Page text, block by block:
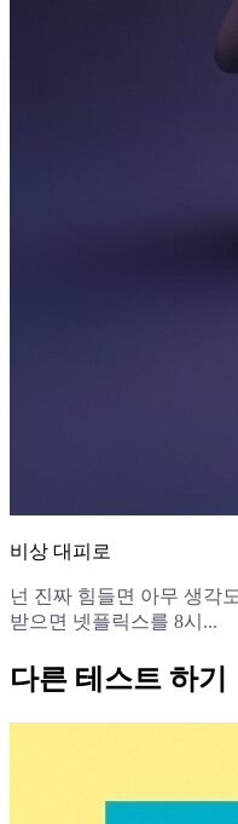
비상 대피로
넌 진짜 힘들면 아무 생각
받으면 넷플릭스를 8시...
다른 테스트 하기